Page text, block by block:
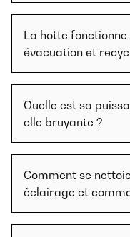
La hotte
évacuation et
Quelle est sa
elle bruyante ?
Comment se
éclairage et